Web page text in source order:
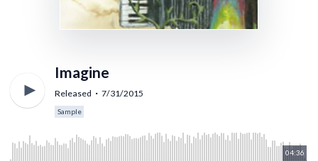
Imagine
Released 7/31/2015
Sample
04:36